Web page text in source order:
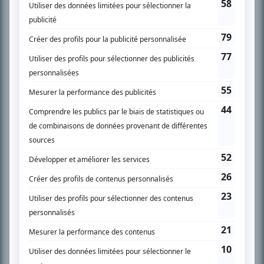
SUR LE RÉSEAU BIZZ MÉDIA
PLAN DU SITE
Accueil
Liste des oeuvres
Recherche avancée
À propos
Nous contacter
Termes et conditions
Politique de confidentialité
Gestion du consentement